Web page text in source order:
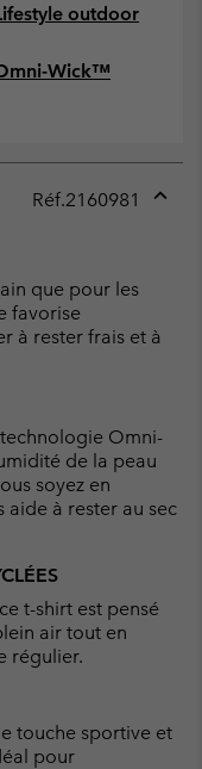
outdoor
Wick™
Réf.2160981
que pour les
favorise
à rester frais et à
Omni-
de la peau
soyez en
aide à rester au sec
t-shirt est pensé
air tout en
régulier.
touche sportive et
pour